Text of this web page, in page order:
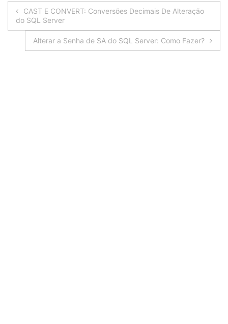
Navegação
de
Post
CAST E CONVERT: Conversões Decimais De Alteração
do SQL Server
Alterar a Senha de SA do SQL Server: Como Fazer?